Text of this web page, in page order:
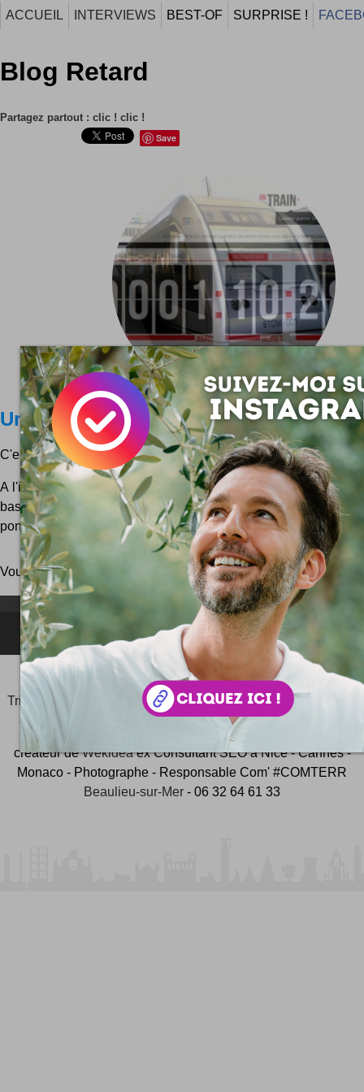
ACCUEIL INTERVIEWS BEST-OF SURPRISE !
Blog Retard
Partagez partout : clic ! clic !
Save
Un train de retard
C'est bien connu : tout arrive, sauf les trains ...
A l'instar du site web LesRetards.com voilà encore un bien
basé cette fois-ci sur les données publiques distribuées par
ponctualité des engins ferroviaires. Oui : les...
Vous pouvez aussi parcourir le blogau hasard!
NEWSLETTER FOR EVER !
©2006- 2025 JeudiPhoto.netleblog lifestylede
Tripnaux Content Manager, créateur du hashtag
#JeudiPhoto
et ambassadeur#CotedAzurFrance
créateur deWekideaex Consultant SEO à Nice - Cannes -
Monaco - Photographe - Responsable Com' #COMTERR
Beaulieu-sur-Mer - 06 32 64 61 33